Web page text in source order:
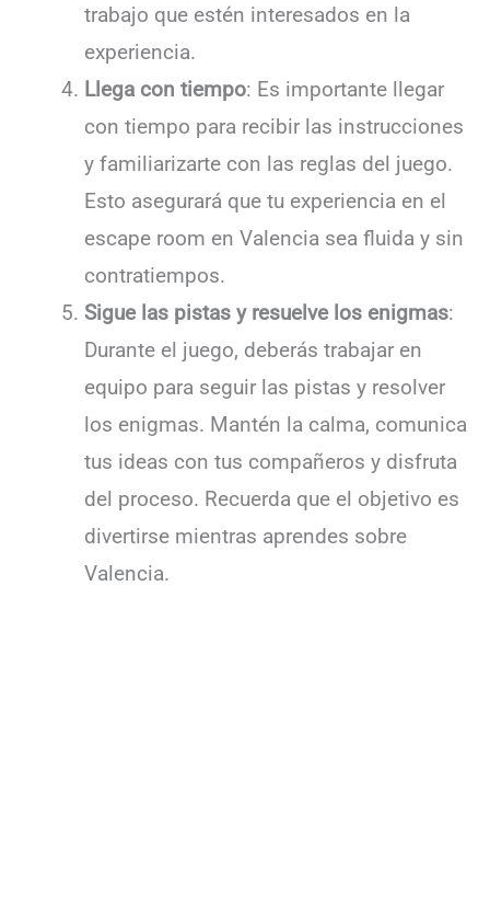
trabajo que estén interesados en la
experiencia.
Llega con tiempo: Es importante llegar
con tiempo para recibir las instrucciones
y familiarizarte con las reglas del juego.
Esto asegurará que tu experiencia en el
escape room en Valencia sea fluida y sin
contratiempos.
Sigue las pistas y resuelve los enigmas:
Durante el juego, deberás trabajar en
equipo para seguir las pistas y resolver
los enigmas. Mantén la calma, comunica
tus ideas con tus compañeros y disfruta
del proceso. Recuerda que el objetivo es
divertirse mientras aprendes sobre
Valencia.